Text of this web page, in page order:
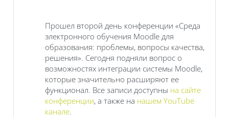
Прошел второй день конференции «Среда
электронного обучения Moodle для
образования: проблемы, вопросы качества,
решения». Сегодня подняли вопрос о
возможностях интеграции системы Moodle,
которые значительно расширяют ее
функционал. Все записи доступны на сайте
конференции, а также на нашем YouTube
канале.